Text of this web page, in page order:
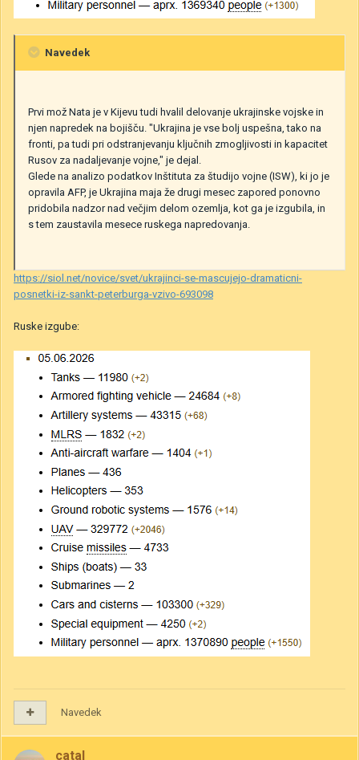
Navedek
Prvi mož Nata je v Kijevu tudi hvalil delovanje ukrajinske vojske in
njen napredek na bojišču. "Ukrajina je vse bolj uspešna, tako na
fronti, pa tudi pri odstranjevanju ključnih zmogljivosti in kapacitet
Rusov za nadaljevanje vojne," je dejal.
Glede na analizo podatkov Inštituta za študijo vojne (ISW), ki jo je
opravila AFP, je Ukrajina maja že drugi mesec zapored ponovno
pridobila nadzor nad večjim delom ozemlja, kot ga je izgubila, in
s tem zaustavila mesece ruskega napredovanja.
https://siol.net/novice/svet/ukrajinci-se-mascujejo-dramaticni-
posnetki-iz-sankt-peterburga-vzivo-693098
Ruske izgube:
Navedek
catal